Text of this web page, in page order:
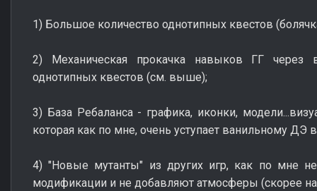
1) Большое количество однотипных квестов
2) Механическая прокачка навыков ГГ через
однотипных квестов (см. выше);
3) База Ребаланса - графика, иконки,
которая как по мне, очень уступает ванильному ДЭ
4) "Новые мутанты" из других игр, как по мне
модификации и не добавляют атмосферы (скорее